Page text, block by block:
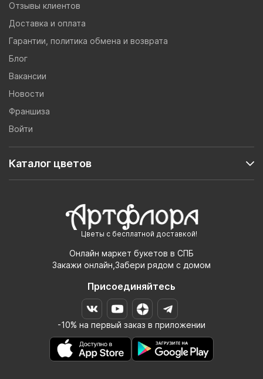
Цветы с бесплатной доставкой!
Онлайн маркет букетов в СПБ
Закажи онлайн,Забери рядом с домом
Присоединяйтесь
-10% на первый заказ в приложении
Отзывы клиентов
Доставка и оплата
Гарантии, политика обмена и возврата
Блог
Вакансии
Новости
Франшиза
Войти
Каталог цветов